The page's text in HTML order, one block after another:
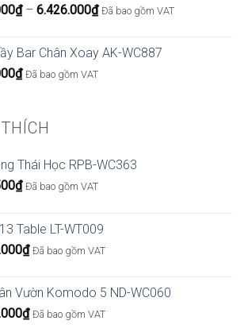
₫ – 6.426.000₫Khoảng
4.266.000₫
đến
Đã bao gồm VAT
Bar Chân Xoay AK-WC887
₫ Đã bao gồm VAT
Thái Học RPB-WC363
₫ Đã bao gồm VAT
Table LT-WT009
₫ Đã bao gồm VAT
Vườn Komodo 5 ND-WC060
₫ Đã bao gồm VAT